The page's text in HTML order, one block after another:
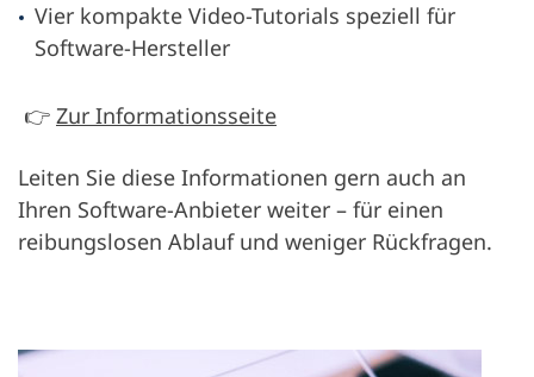
Vier kompakte Video-Tutorials speziell für
Software-Hersteller
👉 Zur Informationsseite
Leiten Sie diese Informationen gern auch an
Ihren Software-Anbieter weiter – für einen
reibungslosen Ablauf und weniger Rückfragen.